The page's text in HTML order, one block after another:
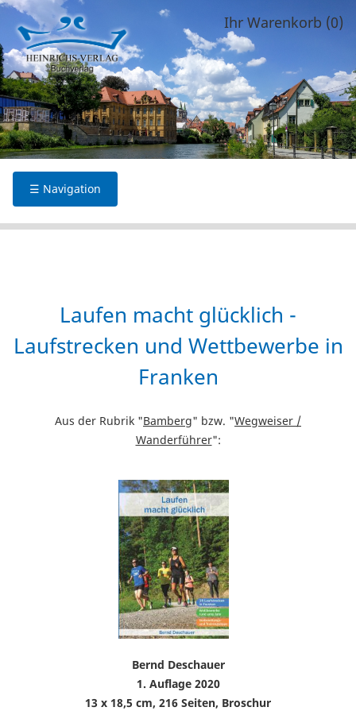
Ihr Warenkorb (0)
☰ Navigation
Laufen macht glücklich -
Laufstrecken und Wettbewerbe in
Franken
Aus der Rubrik "Bamberg" bzw. "Wegweiser /
Wanderführer":
Bernd Deschauer
1. Auflage 2020
13 x 18,5 cm, 216 Seiten, Broschur